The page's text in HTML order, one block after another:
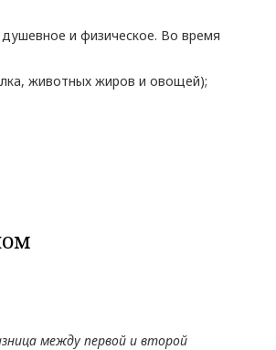
и физическое. Во время
животных жиров и овощей);
между первой и второй